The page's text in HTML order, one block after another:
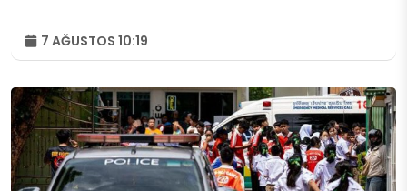
7 AĞUSTOS 10:19